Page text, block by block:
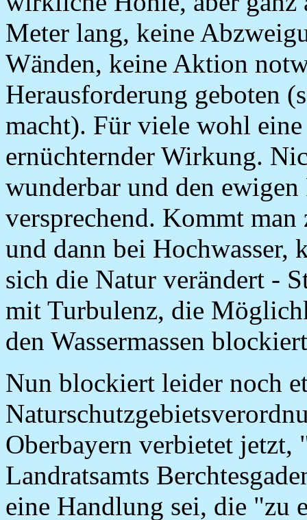
Meter lang, keine
Wänden, keine Aktion
Herausforderung geboten
macht). Für viele wohl
ernüchternder Wirkung.
wunderbar und den
versprechend. Kommt
und dann bei Hochwasser,
sich die Natur verändert -
mit Turbulenz, die
den Wassermassen
Nun blockiert leider noch
Oberbayern verbietet
Landratsamts
eine Handlung sei, die "zu